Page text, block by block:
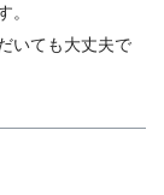
。
いても大丈夫で